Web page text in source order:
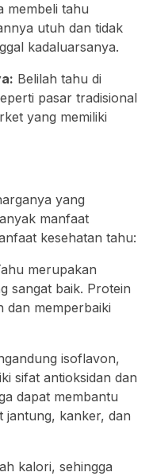
membeli tahu
utuh dan tidak
kadaluarsanya.
Belilah tahu di
pasar tradisional
yang memiliki
yang
manfaat
kesehatan tahu:
merupakan
sangat baik. Protein
dan memperbaiki
isoflavon,
sifat antioksidan dan
dapat membantu
jantung, kanker, dan
kalori, sehingga